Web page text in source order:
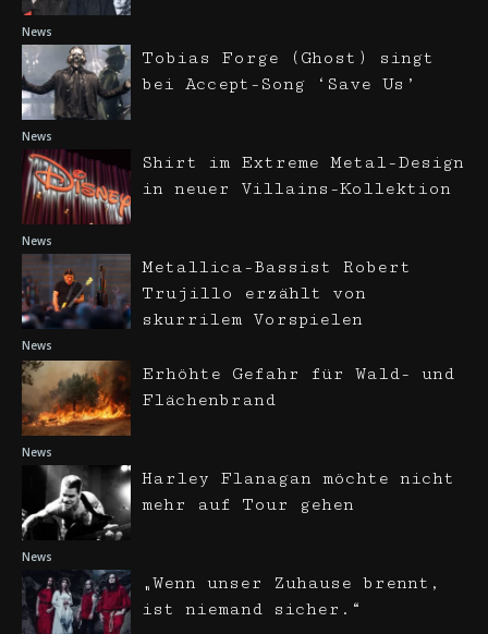
News
News
Tobias Forge (Ghost) singt
bei Accept-Song ‘Save Us’
News
Shirt im Extreme Metal-Design
in neuer Villains-Kollektion
News
Metallica-Bassist Robert
Trujillo erzählt von
skurrilem Vorspielen
News
Erhöhte Gefahr für Wald- und
Flächenbrand
News
Harley Flanagan möchte nicht
mehr auf Tour gehen
„Wenn unser Zuhause brennt,
ist niemand sicher.“